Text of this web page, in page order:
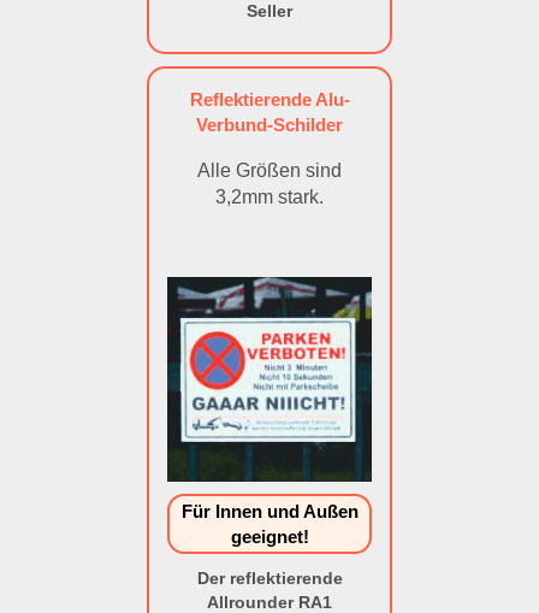
Seller
Reflektierende Alu-
Verbund-Schilder
Alle Größen sind
3,2mm stark.
Für Innen und Außen
geeignet!
Der reflektierende
Allrounder RA1